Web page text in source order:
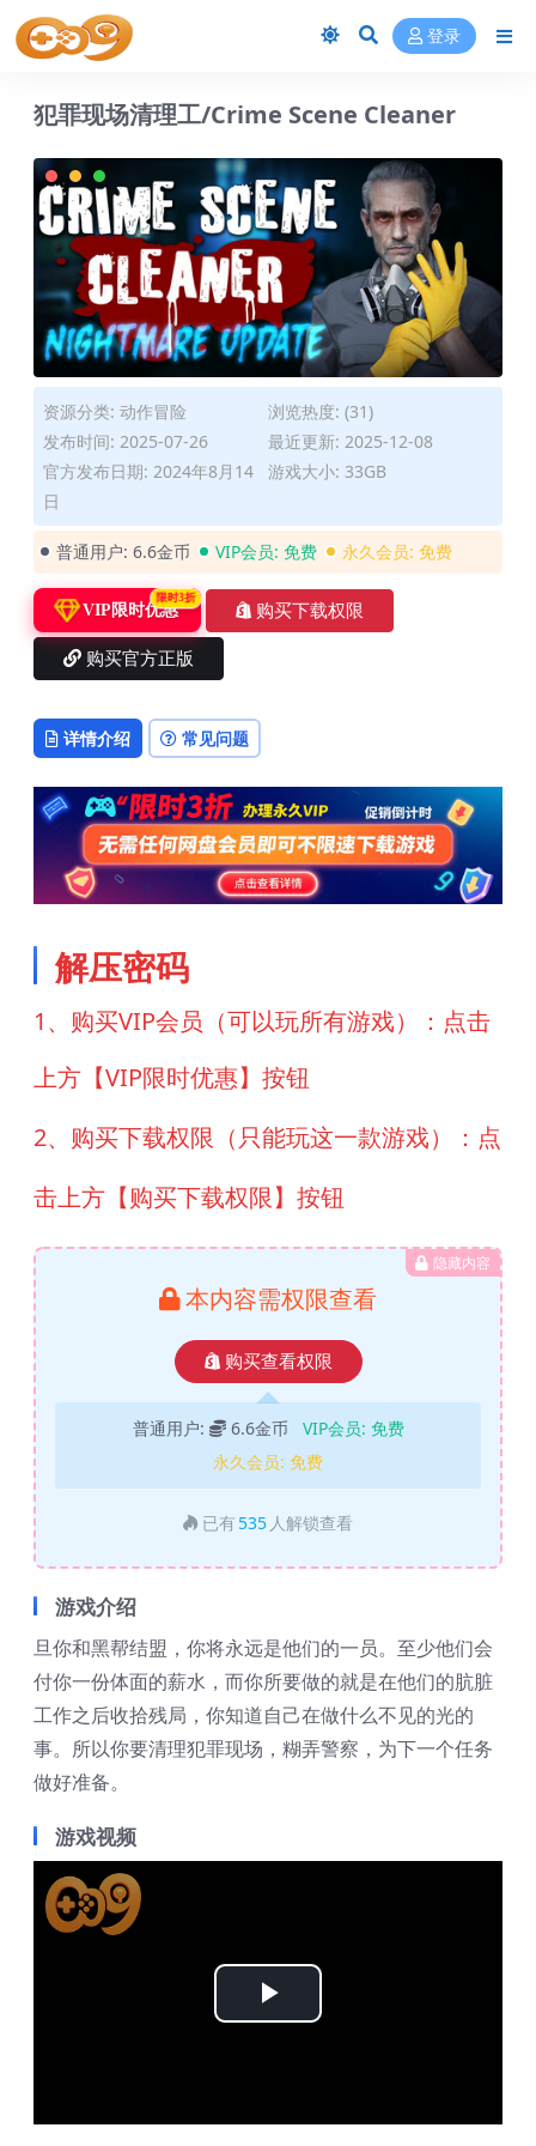
登录
犯罪现场清理工/Crime Scene Cleaner
资源分类: 动作冒险
浏览热度: (31)
发布时间: 2025-07-26
最近更新: 2025-12-08
官方发布日期: 2024年8月14
日
游戏大小: 33GB
普通用户: 6.6金币 VIP会员: 免费 永久会员: 免费
VIP限时优惠
限时3折
购买下载权限
购买官方正版
详情介绍 常见问题
解压密码
1、购买VIP会员（可以玩所有游戏）：点击
上方【VIP限时优惠】按钮
2、购买下载权限（只能玩这一款游戏）：点
击上方【购买下载权限】按钮
隐藏内容
本内容需权限查看
购买查看权限
普通用户: 6.6金币 VIP会员: 免费
永久会员: 免费
已有 535 人解锁查看
游戏介绍
旦你和黑帮结盟，你将永远是他们的一员。至少他们会
付你一份体面的薪水，而你所要做的就是在他们的肮脏
工作之后收拾残局，你知道自己在做什么不见的光的
事。所以你要清理犯罪现场，糊弄警察，为下一个任务
做好准备。
游戏视频
Play